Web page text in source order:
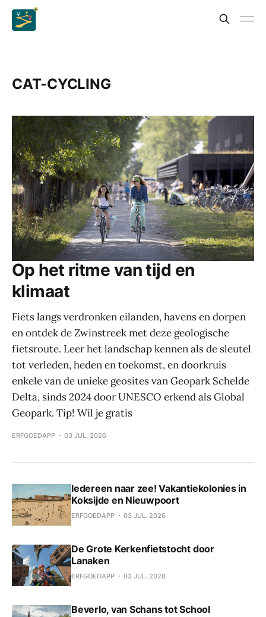
CAT-CYCLING
Op het ritme van tijd en
klimaat
Fiets langs verdronken eilanden, havens en dorpen
en ontdek de Zwinstreek met deze geologische
fietsroute. Leer het landschap kennen als de sleutel
tot verleden, heden en toekomst, en doorkruis
enkele van de unieke geosites van Geopark Schelde
Delta, sinds 2024 door UNESCO erkend als Global
Geopark. Tip! Wil je gratis
ERFGOEDAPP 03 JUL. 2026
Iedereen naar zee! Vakantiekolonies in
Koksijde en Nieuwpoort
ERFGOEDAPP 03 JUL. 2026
De Grote Kerkenfietstocht door
Lanaken
ERFGOEDAPP 03 JUL. 2026
Beverlo, van Schans tot School